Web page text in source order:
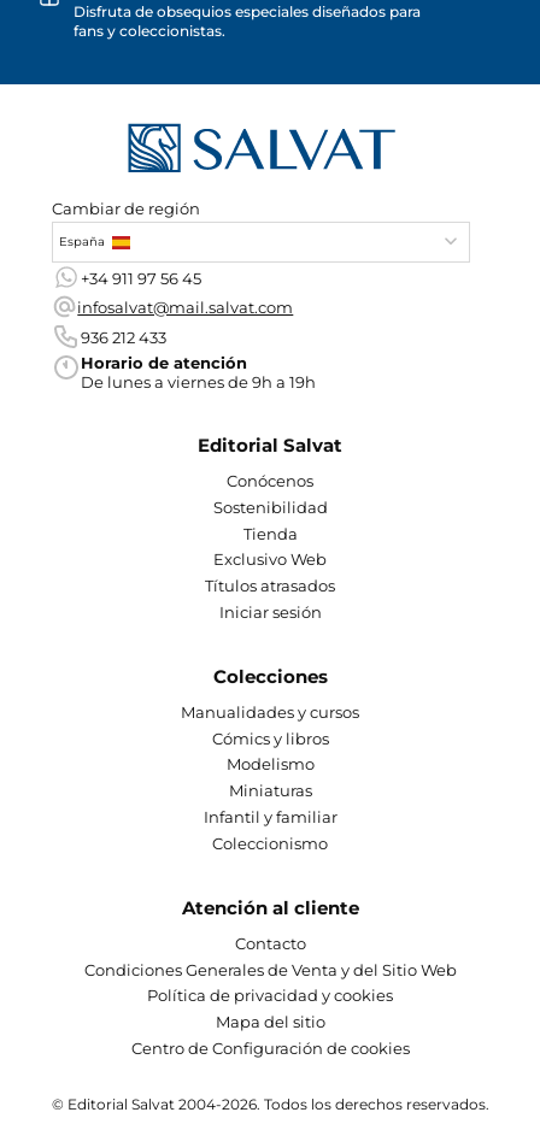
Disfruta de obsequios especiales diseñados para
fans y coleccionistas.
Cambiar de región
España
+34 911 97 56 45
infosalvat@mail.salvat.com
936 212 433
Horario de atención
De lunes a viernes de 9h a 19h
Editorial Salvat
Conócenos
Sostenibilidad
Tienda
Exclusivo Web
Títulos atrasados
Iniciar sesión
Colecciones
Manualidades y cursos
Cómics y libros
Modelismo
Miniaturas
Infantil y familiar
Coleccionismo
Atención al cliente
Contacto
Condiciones Generales de Venta y del Sitio Web
Política de privacidad y cookies
Mapa del sitio
Centro de Configuración de cookies
© Editorial Salvat 2004-2026. Todos los derechos reservados.